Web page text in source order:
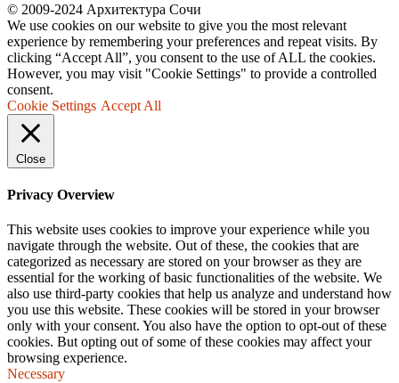
© 2009-2024 Архитектура Сочи
We use cookies on our website to give you the most relevant
experience by remembering your preferences and repeat visits. By
clicking “Accept All”, you consent to the use of ALL the cookies.
However, you may visit "Cookie Settings" to provide a controlled
consent.
Cookie Settings Accept All
Close
Privacy Overview
This website uses cookies to improve your experience while you
navigate through the website. Out of these, the cookies that are
categorized as necessary are stored on your browser as they are
essential for the working of basic functionalities of the website. We
also use third-party cookies that help us analyze and understand how
you use this website. These cookies will be stored in your browser
only with your consent. You also have the option to opt-out of these
cookies. But opting out of some of these cookies may affect your
browsing experience.
Necessary